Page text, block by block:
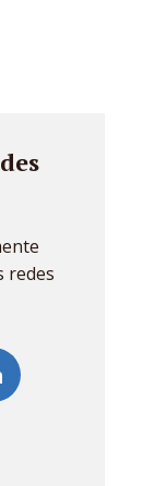
redes